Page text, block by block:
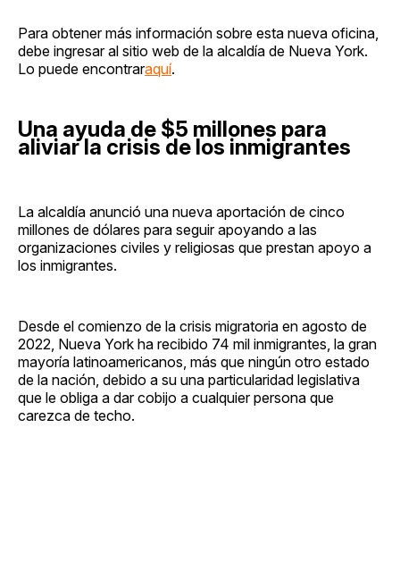
Para obtener más información sobre esta nueva oficina,
debe ingresar al sitio web de la alcaldía de Nueva York.
Lo puede encontraraquí.
Una ayuda de $5 millones para
aliviar la crisis de los inmigrantes
La alcaldía anunció una nueva aportación de cinco
millones de dólares para seguir apoyando a las
organizaciones civiles y religiosas que prestan apoyo a
los inmigrantes.
Desde el comienzo de la crisis migratoria en agosto de
2022, Nueva York ha recibido 74 mil inmigrantes, la gran
mayoría latinoamericanos, más que ningún otro estado
de la nación, debido a su una particularidad legislativa
que le obliga a dar cobijo a cualquier persona que
carezca de techo.